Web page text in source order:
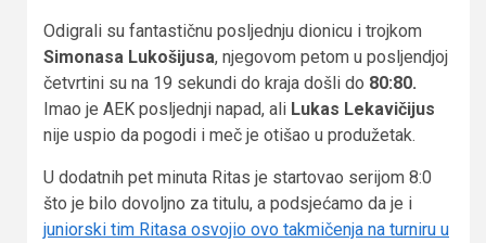
Odigrali su fantastičnu posljednju dionicu i trojkom
Simonasa Lukošijusa, njegovom petom u posljendjoj
četvrtini su na 19 sekundi do kraja došli do 80:80.
Imao je AEK posljednji napad, ali Lukas Lekavičijus
nije uspio da pogodi i meč je otišao u produžetak.
U dodatnih pet minuta Ritas je startovao serijom 8:0
što je bilo dovoljno za titulu, a podsjećamo da je i
juniorski tim Ritasa osvojio ovo takmičenja na turniru u